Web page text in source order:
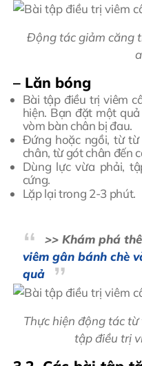
Động tác giảm căng
– Lăn bóng
Bài tập điều trị viêm
hiện. Bạn đặt một
vòm bàn chân bị đau.
Đứng hoặc ngồi, từ
chân, từ gót chân đến
Dùng lực vừa phải,
cứng.
Lặp lại trong 2-3 phút.
>> Khám phá
viêm gân bánh chè
quả
Thực hiện động tác
tập điều trị